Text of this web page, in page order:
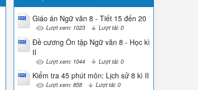
Giáo án Ngữ văn 8 - Tiết 15 đến 20
Lượt xem: 1023 Lượt tải: 0
Đề cương Ôn tập Ngữ văn 8 - Học kì
II
Lượt xem: 1044 Lượt tải: 0
Kiểm tra 45 phút môn: Lịch sử 8 kì II
Lượt xem: 858 Lượt tải: 0